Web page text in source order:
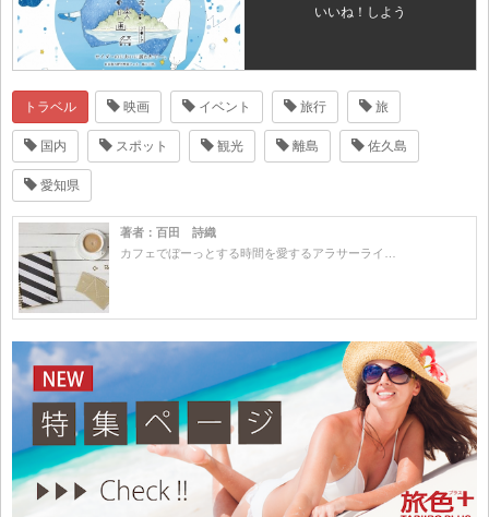
いいね！しよう
トラベル 映画 イベント 旅行 旅
国内 スポット 観光 離島 佐久島
愛知県
著者：百田 詩織
カフェでぼーっとする時間を愛するアラサーライ…